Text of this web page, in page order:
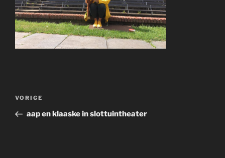
Bericht
Vorig
bericht
VORIGE
aap en klaaske in slottuintheater